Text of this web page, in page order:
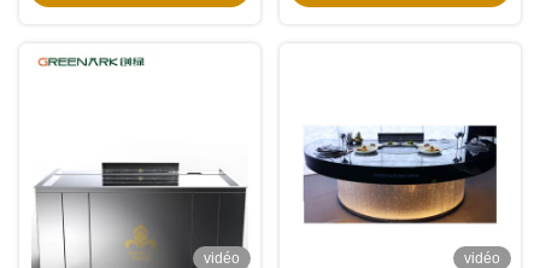
vidéo
vidéo